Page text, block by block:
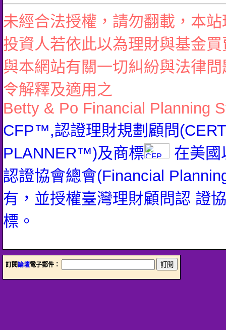
未經合法授權，請勿翻載，本
投資人若依此以為理財與基金
與本網站有關一切糾紛與法律
令解釋及適用之
Betty & Po Financial Planning
CFP™,認證理財規劃顧問
PLANNER™)及商標
在美國
認證協會總會(Financial
有，並授權臺灣理財顧問認 證
標。
訂閱論壇電子郵件：